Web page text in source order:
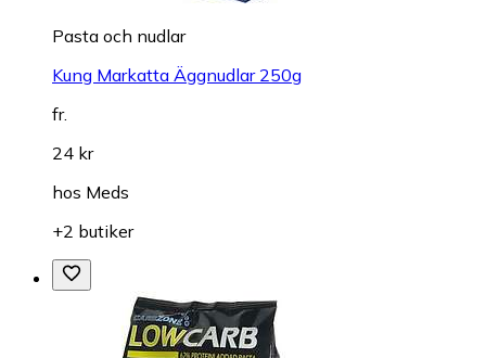
Pasta och nudlar
Kung Markatta Äggnudlar 250g
fr.
24 kr
hos Meds
+2 butiker